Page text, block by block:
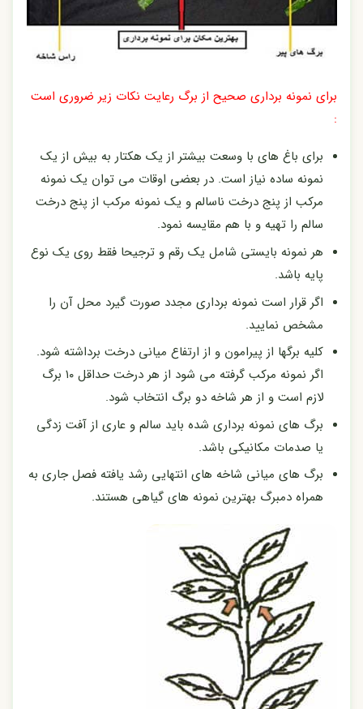
برای نمونه برداری صحیح از برگ رعایت نکات زیر ضروری است
:
برای باغ های با وسعت بیشتر از یک هکتار به بیش از یک
نمونه ساده نیاز است. در بعضی اوقات می توان یک نمونه
مرکب از پنج درخت ناسالم و یک نمونه مرکب از پنج درخت
سالم را تهیه و با هم مقایسه نمود.
هر نمونه بایستی شامل یک رقم و ترجیحا فقط روی یک نوع
پایه باشد.
اگر قرار است نمونه برداری مجدد صورت گیرد محل آن را
مشخص نمایید.
کلیه برگها از پیرامون و از ارتفاع میانی درخت برداشته شود.
اگر نمونه مرکب گرفته می شود از هر درخت حداقل ۱۰ برگ
لازم است و از هر شاخه دو برگ انتخاب شود.
برگ های نمونه برداری شده باید سالم و عاری از آفت زدگی
یا صدمات مکانیکی باشد.
برگ های میانی شاخه های انتهایی رشد یافته فصل جاری به
همراه دمبرگ بهترین نمونه های گیاهی هستند.